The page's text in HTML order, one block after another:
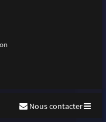
Nous contacter